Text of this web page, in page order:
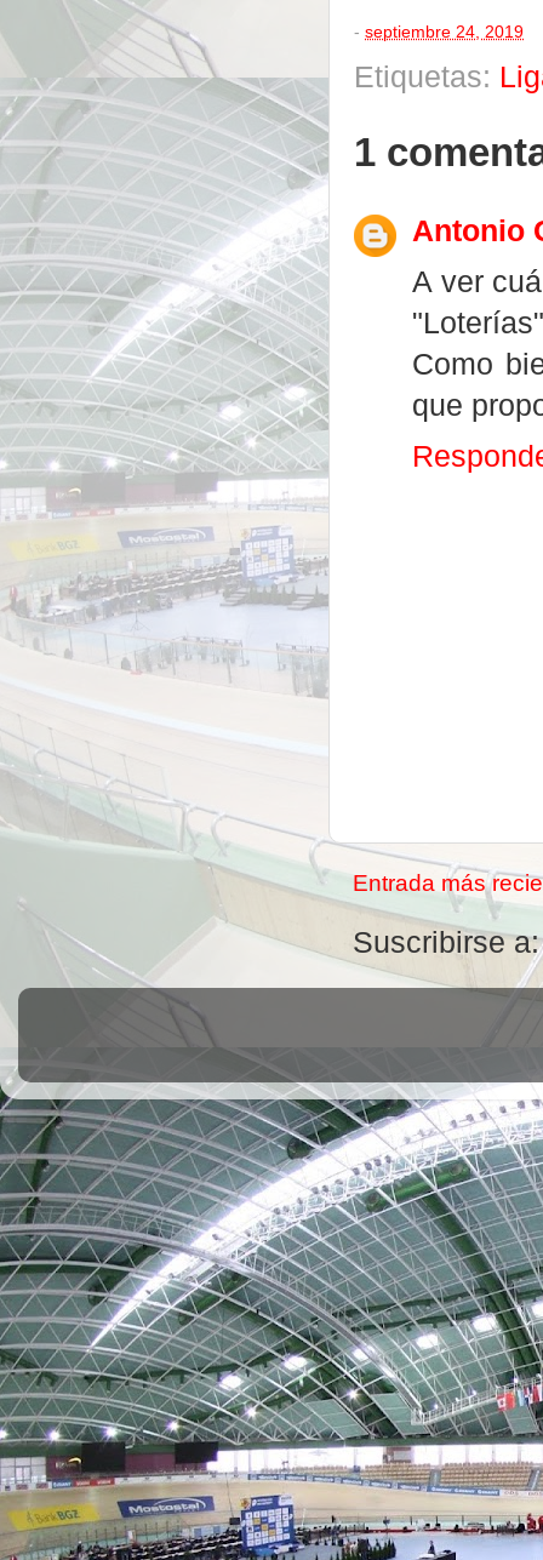
- septiembre 24, 2019
Etiquetas:
1
Antonio
A ver
Como
que
Entrada más
Suscribirse